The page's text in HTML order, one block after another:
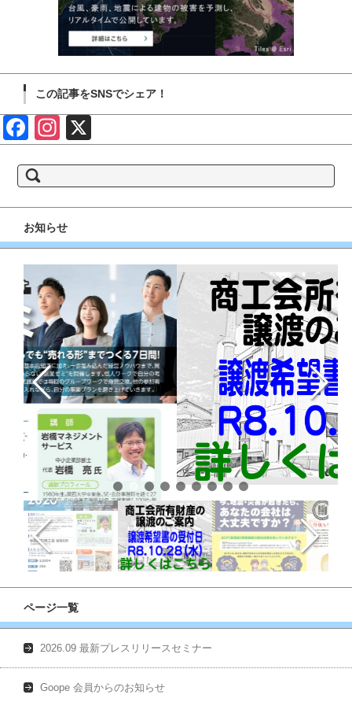
この記事をSNSでシェア！
Face Insta
索:
お知らせ
ページ一覧
2026.09 最新プレスリリースセミナー
Goope 会員からのお知らせ